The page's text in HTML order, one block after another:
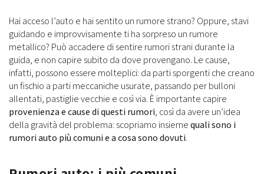
Hai acceso l’auto e hai sentito un rumore strano? Oppure, stavi
guidando e improvvisamente ti ha sorpreso un rumore
metallico? Può accadere di sentire rumori strani durante la
guida, e non capire subito da dove provengano. Le cause,
infatti, possono essere molteplici: da parti sporgenti che creano
un fischio a parti meccaniche usurate, passando per bulloni
allentati, pastiglie vecchie e così via. È importante capire
provenienza e cause di questi rumori, così da avere un’idea
della gravità del problema: scopriamo insiemequali sono i
rumori auto più comuni e a cosa sono dovuti.